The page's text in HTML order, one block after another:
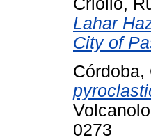
Criollo,
Lahar
City of
Córdoba,
0273